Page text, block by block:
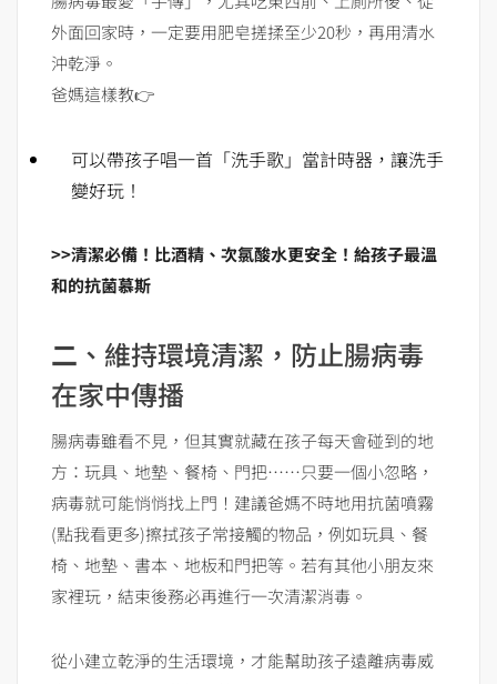
外面回家時，一定要用肥皂搓揉至少20秒，再用清水
沖乾淨。
爸媽這樣教👉
可以帶孩子唱一首「洗手歌」當計時器，讓洗手
變好玩！
>>清潔必備！比酒精、次氯酸水更安全！給孩子最溫
和的抗菌慕斯
二 、維持環境清潔，防止腸病毒
在家中傳播
腸病毒雖看不見，但其實就藏在孩子每天會碰到的地
方：玩具、地墊、餐椅、門把……只要一個小忽略，
病毒就可能悄悄找上門！建議爸媽不時地用抗菌噴霧
(點我看更多)擦拭孩子常接觸的物品，例如玩具、餐
椅、地墊、書本、地板和門把等。若有其他小朋友來
家裡玩，結束後務必再進行一次清潔消毒。
從小建立乾淨的生活環境，才能幫助孩子遠離病毒威